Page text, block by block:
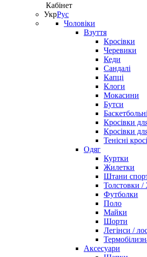
Кабінет
УкрРус
Чоловіки
Взуття
Кросівки
Черевики
Кеди
Сандалі
Капці
Клоги
Мокасини
Бутси
Кросівки
Кросівки
Тенісні
Одяг
Куртки
Жилетки
Штани
Толстовки /
Футболки
Поло
Майки
Шорти
Легінси /
Аксесуари